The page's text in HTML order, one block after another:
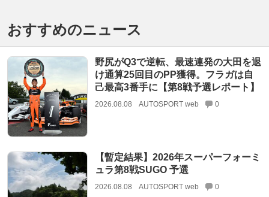
おすすめのニュース
野尻がQ3で逆転、最速連発の大田を退
け通算25回目のPP獲得。フラガは自
己最高3番手に【第8戦予選レポート】
2026.08.08 AUTOSPORT web 0
【暫定結果】2026年スーパーフォーミ
ュラ第8戦SUGO 予選
2026.08.08 AUTOSPORT web 0